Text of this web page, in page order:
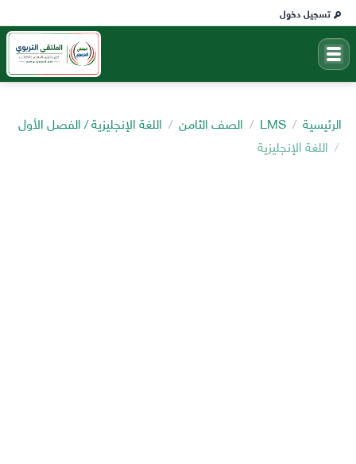
تسجيل دخول
الرئيسية LMS الصف الثامن
اللغة الإنجليزية / الفصل الأول
اللغة الإنجليزية